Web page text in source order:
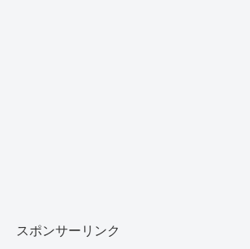
スポンサーリンク